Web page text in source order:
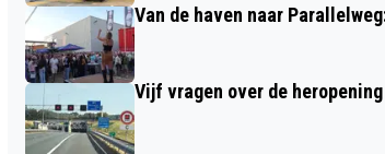
Van de haven naar
Vijf vragen over de